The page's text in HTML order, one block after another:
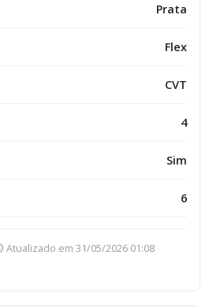
Prata
Flex
CVT
4
Sim
6
Atualizado em 31/05/2026 01:08